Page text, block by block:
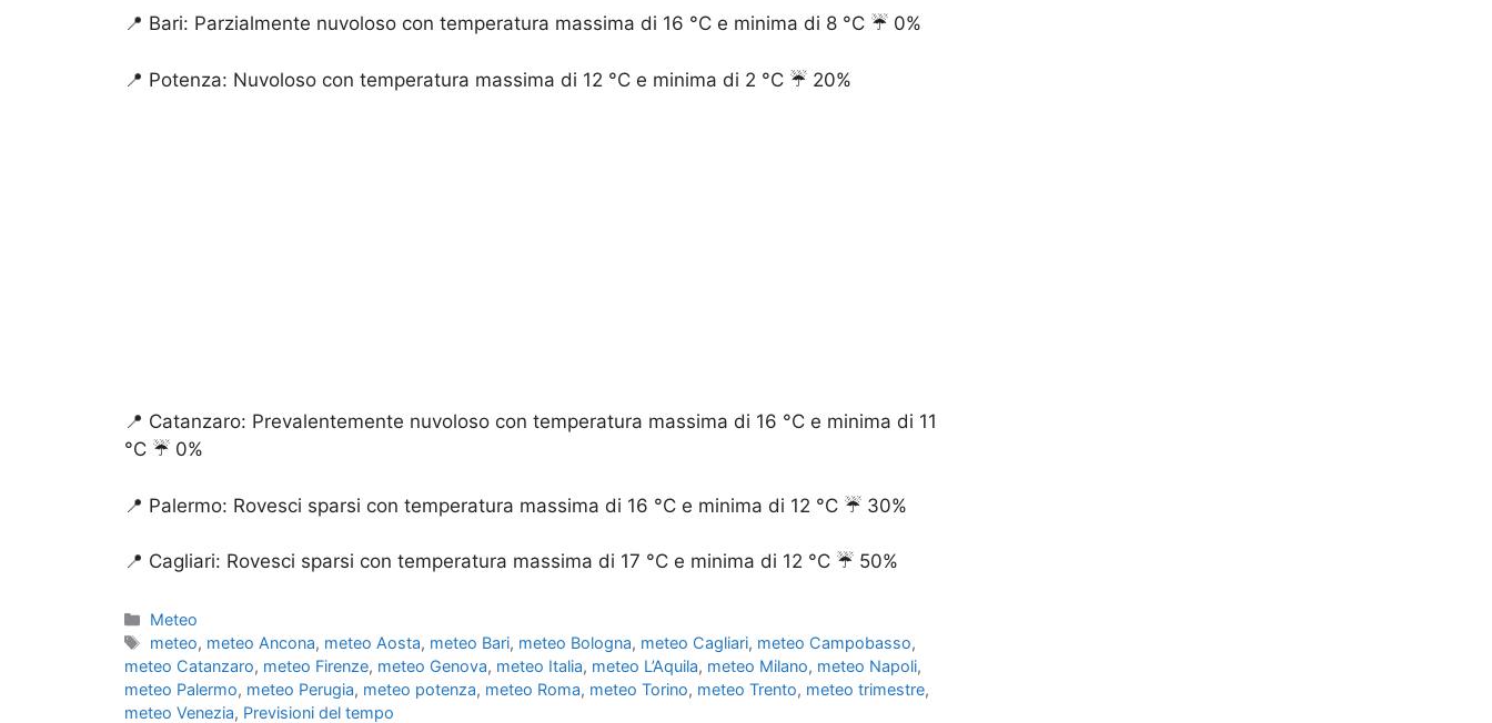
📍 Bari: Parzialmente nuvoloso con temperatura massima di 16 °C e minima di 8 °C ☔️ 0%
📍 Potenza: Nuvoloso con temperatura massima di 12 °C e minima di 2 °C ☔️ 20%
📍 Catanzaro: Prevalentemente nuvoloso con temperatura massima di 16 °C e minima di 11
°C ☔️ 0%
📍 Palermo: Rovesci sparsi con temperatura massima di 16 °C e minima di 12 °C ☔️ 30%
📍 Cagliari: Rovesci sparsi con temperatura massima di 17 °C e minima di 12 °C ☔️ 50%
Categorie
Meteo
Tag
meteo, meteo Ancona, meteo Aosta, meteo Bari, meteo Bologna, meteo Cagliari, meteo Campobasso,
meteo Catanzaro, meteo Firenze, meteo Genova, meteo Italia, meteo L’Aquila, meteo Milano, meteo Napoli,
meteo Palermo, meteo Perugia, meteo potenza, meteo Roma, meteo Torino, meteo Trento, meteo trimestre,
meteo Venezia, Previsioni del tempo